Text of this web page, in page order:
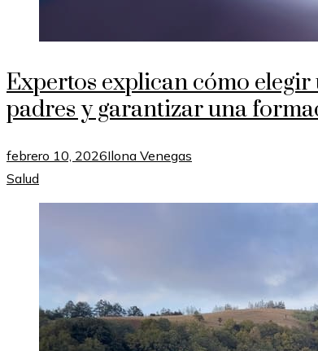
Expertos explican cómo
padres y garantizar una
febrero 10, 2026Ilona Venegas
Salud